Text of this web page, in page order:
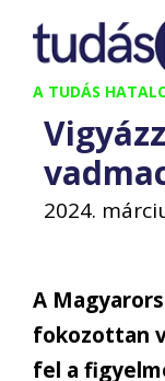
Kilépés
tartalomba
A TUDÁS
2024.
A
fokozottan
fel a